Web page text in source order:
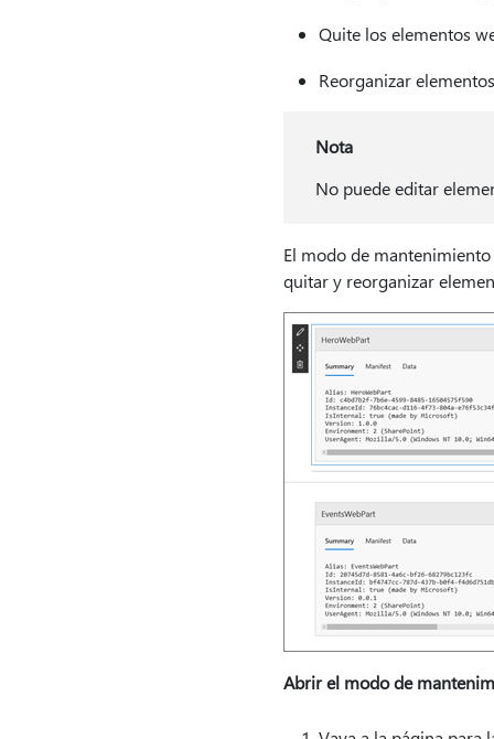
Quite los elementos
Reorganizar
Nota
No puede editar
El modo de
quitar y reorganizar
Abrir el modo de